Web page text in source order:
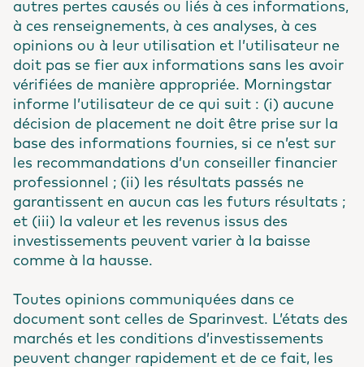
autres pertes causés ou liés à ces informations,
à ces renseignements, à ces analyses, à ces
opinions ou à leur utilisation et l’utilisateur ne
doit pas se fier aux informations sans les avoir
vérifiées de manière appropriée. Morningstar
informe l’utilisateur de ce qui suit : (i) aucune
décision de placement ne doit être prise sur la
base des informations fournies, si ce n’est sur
les recommandations d’un conseiller financier
professionnel ; (ii) les résultats passés ne
garantissent en aucun cas les futurs résultats ;
et (iii) la valeur et les revenus issus des
investissements peuvent varier à la baisse
comme à la hausse.
Toutes opinions communiquées dans ce
document sont celles de Sparinvest. L’états des
marchés et les conditions d’investissements
peuvent changer rapidement et de ce fait, les